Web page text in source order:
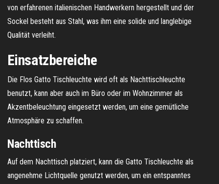
von erfahrenen italienischen Handwerkern hergestellt und der
Sockel besteht aus Stahl, was ihm eine solide und langlebige
Qualität verleiht.
Einsatzbereiche
Die Flos Gatto Tischleuchte wird oft als Nachttischleuchte
benutzt, kann aber auch im Büro oder im Wohnzimmer als
Akzentbeleuchtung eingesetzt werden, um eine gemütliche
Atmosphäre zu schaffen.
Nachttisch
Auf dem Nachttisch platziert, kann die Gatto Tischleuchte als
angenehme Lichtquelle genutzt werden, um ein entspanntes